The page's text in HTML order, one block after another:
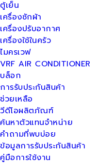
ตู้เย็น
เครื่องซักผ้า
เครื่องปรับอากาศ
เครื่องใช้ในครัว
ไมครเวฟ
VRF AIR CONDITIONER
บล็อก
การรับประกันสินค้า
ช่วยเหลือ
วีดีโอผลิตภัณฑ์
ค้นหาตัวแทนจำหน่าย
คำถามที่พบบ่อย
ข้อมูลการรับประกันสินค้า
คู่มือการใช้งาน